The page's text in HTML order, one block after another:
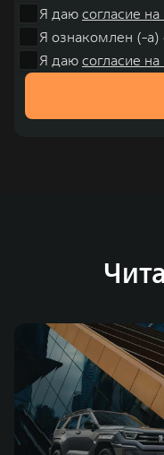
Я даю согласие
Я ознакомлен (-а)
Я даю согласие